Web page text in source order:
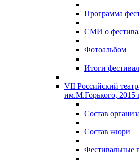
Программа
СМИ о
Фотоальбом
Итоги
VII Российский
им.М.Горького, 2015
Состав
Состав жюри
Фестивальные